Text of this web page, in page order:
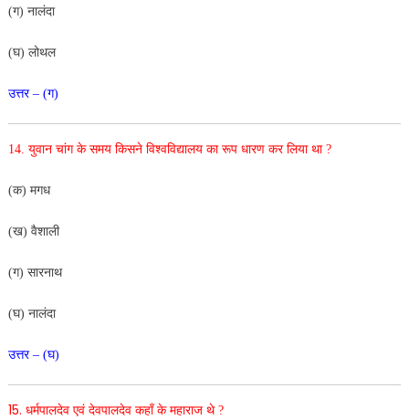
(ग) नालंदा
(घ) लोथल
उत्तर – (ग)
14. युवान चांग के समय किसने विश्वविद्यालय का रूप धारण कर लिया था ?
(क) मगध
(ख) वैशाली
(ग) सारनाथ
(घ) नालंदा
उत्तर – (घ)
15. धर्मपालदेव एवं देवपालदेव कहाँ के महाराज थे ?